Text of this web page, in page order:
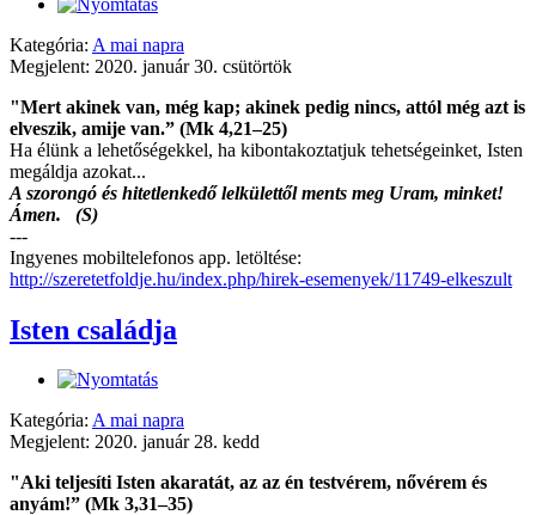
Kategória: A mai napra
Megjelent: 2020. január 30. csütörtök
"Mert akinek van, még kap; akinek pedig nincs, attól még azt is
elveszik, amije van.” (Mk 4,21–25)
Ha élünk a lehetőségekkel, ha kibontakoztatjuk tehetségeinket, Isten
megáldja azokat...
A szorongó és hitetlenkedő lelkülettől ments meg Uram, minket!
Ámen. (S)
---
Ingyenes mobiltelefonos app. letöltése:
http://szeretetfoldje.hu/index.php/hirek-esemenyek/11749-elkeszult
Isten családja
Kategória: A mai napra
Megjelent: 2020. január 28. kedd
"Aki teljesíti Isten akaratát, az az én testvérem, nővérem és
anyám!” (Mk 3,31–35)